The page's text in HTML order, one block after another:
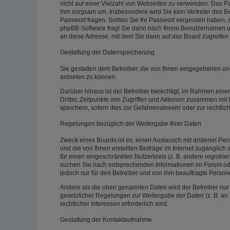
nicht auf einer Vielzahl von Webseiten zu verwenden. Das
ihm sorgsam um. Insbesondere wird Sie kein Vertreter des
Passwort fragen. Sollten Sie Ihr Passwort vergessen haben,
phpBB-Software fragt Sie dann nach Ihrem Benutzernamen
an diese Adresse, mit dem Sie dann auf das Board
Gestattung der Datenspeicherung
Sie gestatten dem Betreiber, die von Ihnen eingegebenen
anbieten zu können.
Darüber hinaus ist der Betreiber berechtigt, im Rahmen
Dritter, Zeitpunkte von Zugriffen und Aktionen zusammen
speichern, sofern dies zur Gefahrenabwehr oder zur
Regelungen bezüglich der Weitergabe Ihrer Daten
Zweck eines Boards ist es, einen Austausch mit anderen
und die von Ihnen erstellten Beiträge im Internet
für einen eingeschränkten Nutzerkreis (z. B. andere
suchen Sie nach entsprechenden Informationen im Forum
jedoch nur für den Betreiber und von ihm beauftragte
Andere als die oben genannten Daten wird der Betreiber
gesetzlicher Regelungen zur Weitergabe der Daten (z. B.
rechtlicher Interessen erforderlich sind.
Gestattung der Kontaktaufnahme